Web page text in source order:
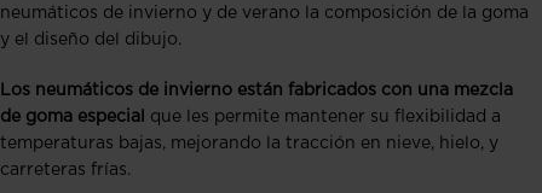
neumáticos de invierno y de verano la composición de la goma
y el diseño del dibujo.
Los neumáticos de invierno están fabricados con una mezcla
de goma especial
que les permite mantener su flexibilidad a
temperaturas bajas, mejorando la tracción en nieve, hielo, y
carreteras frías.